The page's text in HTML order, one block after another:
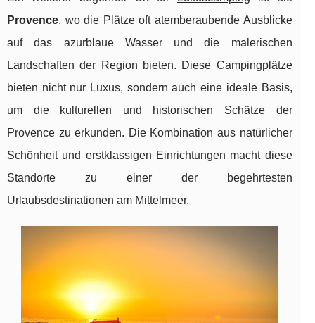
Provence, wo die Plätze oft atemberaubende Ausblicke
auf das azurblaue Wasser und die malerischen
Landschaften der Region bieten. Diese Campingplätze
bieten nicht nur Luxus, sondern auch eine ideale Basis,
um die kulturellen und historischen Schätze der
Provence zu erkunden. Die Kombination aus natürlicher
Schönheit und erstklassigen Einrichtungen macht diese
Standorte zu einer der begehrtesten
Urlaubsdestinationen am Mittelmeer.